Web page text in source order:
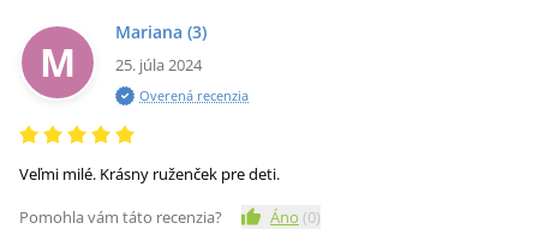
M
Mariana (3)
25. júla 2024
Overená recenzia
Veľmi milé. Krásny ruženček pre deti.
Pomohla vám táto recenzia?
Áno (0)